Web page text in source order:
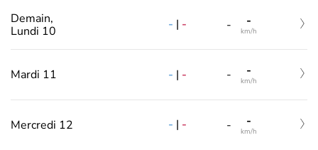
Demain,
Lundi 10
- | - - -
km/h
Mardi 11 - | - - -
km/h
Mercredi 12 - | - - -
km/h